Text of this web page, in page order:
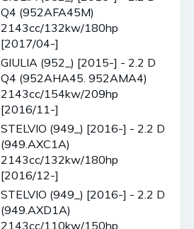
Q4 (952AFA45M)
2143cc/132kw/180hp
[2017/04-]
GIULIA (952_) [2015-] - 2.2 D
Q4 (952AHA45. 952AMA4)
2143cc/154kw/209hp
[2016/11-]
STELVIO (949_) [2016-] - 2.2 D
(949.AXC1A)
2143cc/132kw/180hp
[2016/12-]
STELVIO (949_) [2016-] - 2.2 D
(949.AXD1A)
2143cc/110kw/150hp